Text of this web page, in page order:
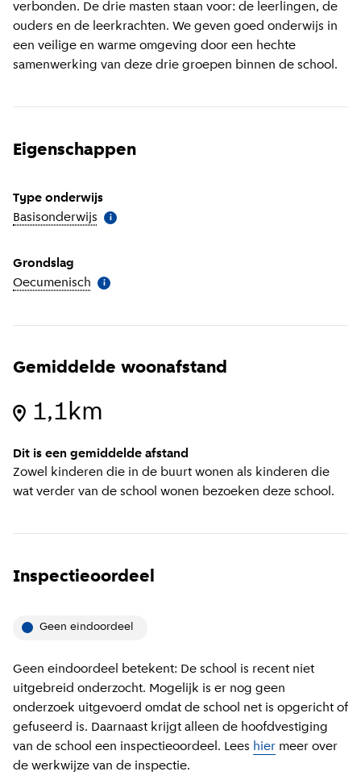
verbonden. De drie masten staan voor: de leerlingen, de
ouders en de leerkrachten. We geven goed onderwijs in
een veilige en warme omgeving door een hechte
samenwerking van deze drie groepen binnen de school.
Eigenschappen
Type onderwijs
Basisonderwijs Meer informatie
i
Grondslag
Oecumenisch Meer informatie
i
Gemiddelde woonafstand
1,1km
Dit is een gemiddelde afstand
Zowel kinderen die in de buurt wonen als kinderen die
wat verder van de school wonen bezoeken deze school.
Inspectieoordeel
Geen eindoordeel
Geen eindoordeel betekent: De school is recent niet
uitgebreid onderzocht. Mogelijk is er nog geen
onderzoek uitgevoerd omdat de school net is opgericht of
gefuseerd is. Daarnaast krijgt alleen de hoofdvestiging
van de school een inspectieoordeel. Lees hier meer over
de werkwijze van de inspectie.